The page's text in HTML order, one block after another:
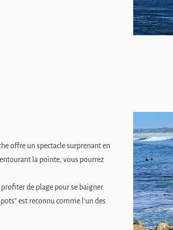
offre un spectacle surprenant en
la pointe, vous pourrez
de plage pour se baigner.
est reconnu comme l’un des